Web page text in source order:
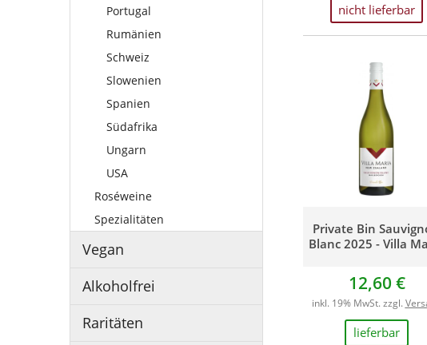
Spanien
Südafrika
Ungarn
nicht lieferbar
Private Bin
Blanc 2025 - Villa
12,60 €
lieferbar
inkl. 19% MwSt. zzgl.
Portugal
Rumänien
Schweiz
Slowenien
Spanien
Südafrika
Ungarn
USA
Roséweine
Spezialitäten
Vegan
Alkoholfrei
Raritäten